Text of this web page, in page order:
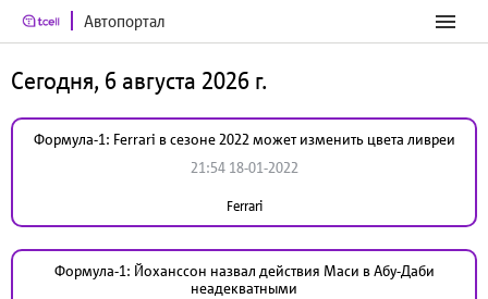
Автопортал
Сегодня, 6 августа 2026 г.
Формула-1: Ferrari в сезоне 2022 может изменить цвета ливреи
21:54 18-01-2022
Ferrari
Формула-1: Йоханссон назвал действия Маси в Абу-Даби
неадекватными